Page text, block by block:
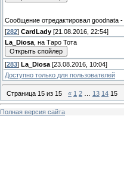
Сообщение отредактировал goodnata -
[282] CardLady [21.08.2016, 22:54]
La_Diosa , на Таро Тота
[283] La_Diosa [23.08.2016, 10:04]
Доступно только для пользователей
Страница 15 из 15 « 1 2 13 14 15
Полная версия сайта